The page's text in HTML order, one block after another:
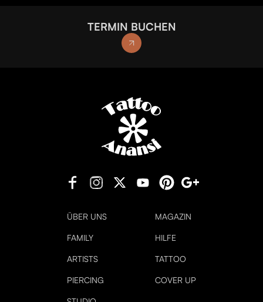
TERMIN BUCHEN
ÜBER UNS MAGAZIN
FAMILY HILFE
ARTISTS TATTOO
PIERCING COVER UP